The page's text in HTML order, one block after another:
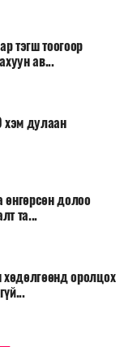
тэгш тоогоор
ав...
хэм дулаан
өнгөрсөн долоо
та...
оролцох